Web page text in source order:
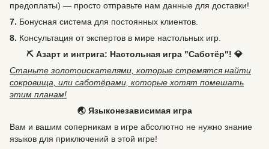
предоплаты) — просто отправьте нам данные для доставки!
7. Бонусная система для постоянных клиентов.
8. Консультация от экспертов в мире настольных игр.
⛏️ Азарт и интрига: Настольная игра "Саботёр"! 💎
Станьте золотоискателями, которые стремятся найти
сокровища, или саботёрами, которые хотят помешать
этим планам!
🌏 Языконезависимая игра
Вам и вашим соперникам в игре абсолютно не нужно знание
языков для приключений в этой игре!